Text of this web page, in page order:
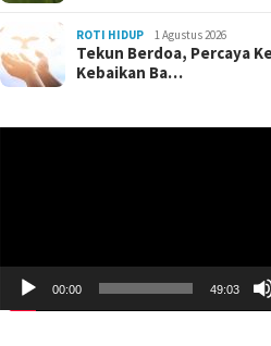
ROTI HIDUP 1 Agustus 2026
Tekun Berdoa, Percaya
Kebaikan Ba…
00:00 49:03